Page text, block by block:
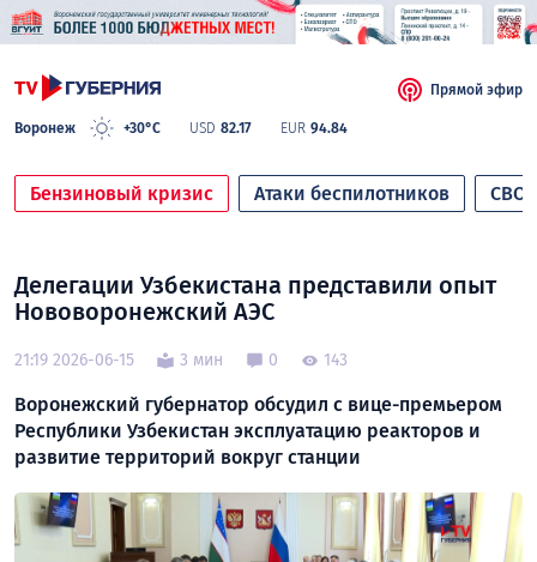
Воронеж +30°C USD 82.17 EUR 94.84
Прямой эфир
Бензиновый кризис Атаки беспилотников СВО
Делегации Узбекистана представили опыт
Нововоронежский АЭС
21:19 2026-06-15 3 мин 0 143
Воронежский губернатор обсудил с вице-премьером
Республики Узбекистан эксплуатацию реакторов и
развитие территорий вокруг станции